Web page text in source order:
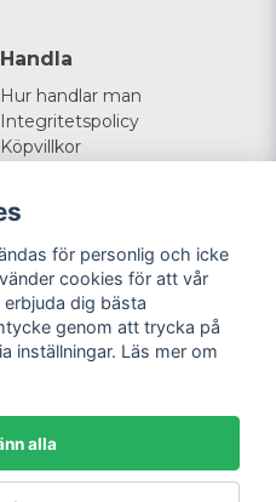
Handla
Hur handlar man
Integritetspolicy
Köpvillkor
Följ oss
Facebook
Instagram
Vi levererar med
för personlig och icke
cookies för att vår
dig bästa
genom att trycka på
inställningar. Läs mer om
alla